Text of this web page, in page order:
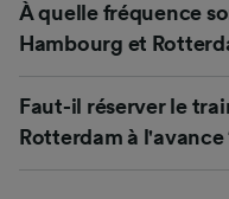
À quelle fréquence
Hambourg et
Faut-il réserver le
Rotterdam à l'avance